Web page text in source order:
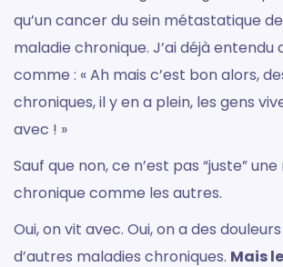
qu’un cancer du sein métastatique
maladie chronique. J’ai déjà entendu
comme : « Ah mais c’est bon alors,
chroniques, il y en a plein, les gens
avec ! »
Sauf que non, ce n’est pas “juste”
chronique comme les autres.
Oui, on vit avec. Oui, on a des
d’autres maladies chroniques. Mais